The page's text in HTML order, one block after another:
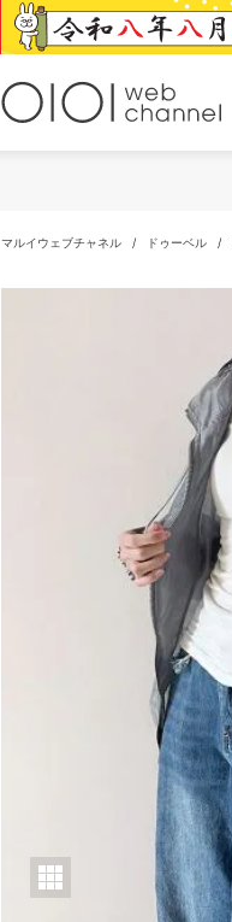
マルイウェブチャネル / ドゥーベル /